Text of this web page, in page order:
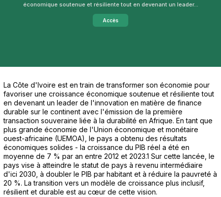
économique soutenue et résiliente tout en devenant un leader...
Accès
La Côte d'Ivoire est en train de transformer son économie pour
favoriser une croissance économique soutenue et résiliente tout
en devenant un leader de l'innovation en matière de finance
durable sur le continent avec l'émission de la première
transaction souveraine liée à la durabilité en Afrique. En tant que
plus grande économie de l'Union économique et monétaire
ouest-africaine (UEMOA), le pays a obtenu des résultats
économiques solides - la croissance du PIB réel a été en
moyenne de 7 % par an entre 2012 et 2023.1 Sur cette lancée, le
pays vise à atteindre le statut de pays à revenu intermédiaire
d'ici 2030, à doubler le PIB par habitant et à réduire la pauvreté à
20 %. La transition vers un modèle de croissance plus inclusif,
résilient et durable est au cœur de cette vision.